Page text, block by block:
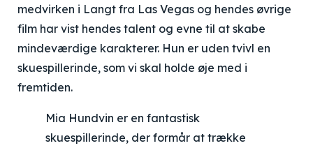
medvirken i Langt fra Las Vegas og hendes øvrige
film har vist hendes talent og evne til at skabe
mindeværdige karakterer. Hun er uden tvivl en
skuespillerinde, som vi skal holde øje med i
fremtiden.
Mia Hundvin er en fantastisk
skuespillerinde, der formår at trække